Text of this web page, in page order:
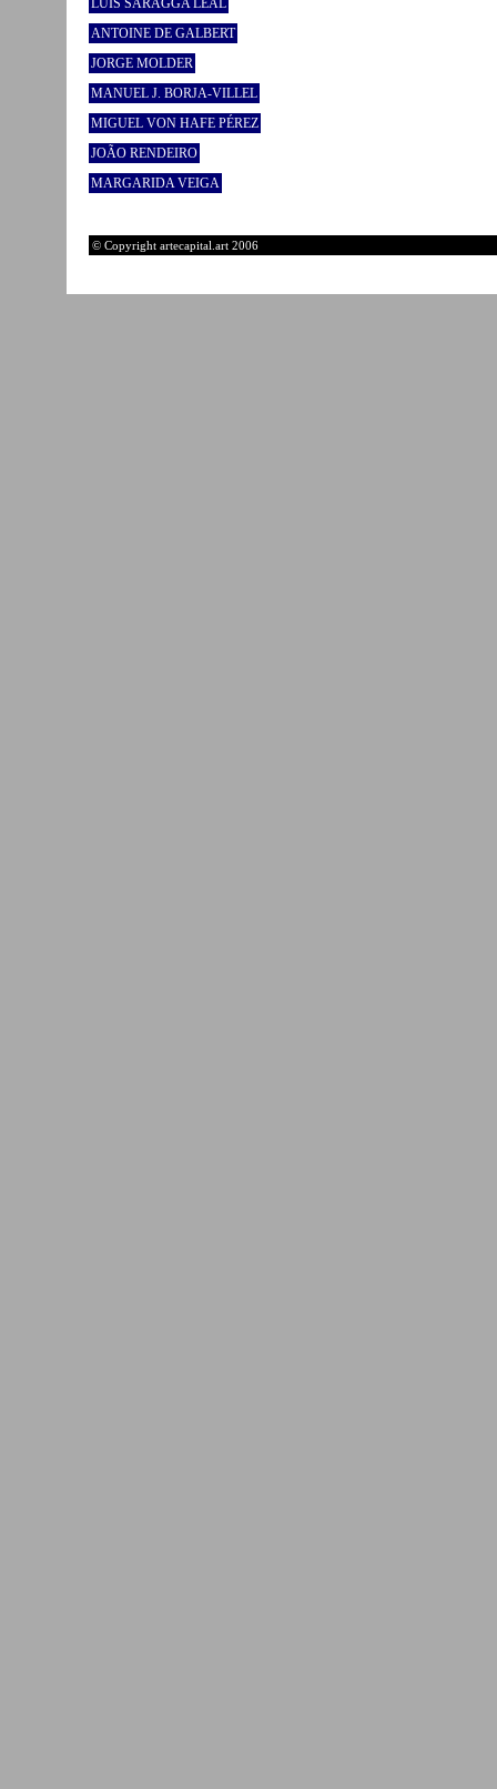
LUÍS SÁRAGGA LEAL
ANTOINE DE GALBERT
JORGE MOLDER
MANUEL J. BORJA-VILLEL
MIGUEL VON HAFE PÉREZ
JOÃO RENDEIRO
MARGARIDA VEIGA
© Copyright artecapital.art 2006